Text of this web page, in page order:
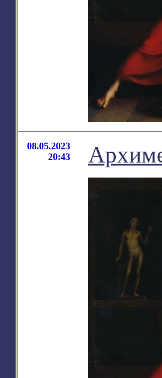
08.05.2023
20:43